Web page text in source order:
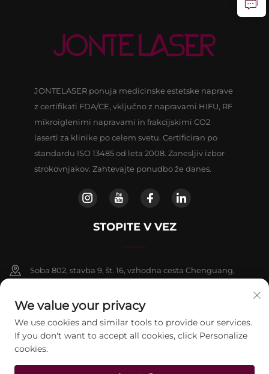
JONTELASER ponuja medicinske estetske naprave
z certifikati FDA/CE, vključno z napravami HIFU, RF
mikroiglenimi napravami in frakcijskimi CO2
laserti za klinike po celem svetu. Certificiran po
standardu ISO 13485 od leta 2008. Zanesljiv izbor
strokovnjakov. Zahtevajte ponudbo že danes.
STOPITE V VEZ
Soba 802, stavba 9, št. 16, vzhodna cesta Chenguang,
+86-13911459627
[email protected]
We value your privacy
We use cookies and similar tools to provide our services.
If you don't want to accept all cookies, click Personalize
cookies.